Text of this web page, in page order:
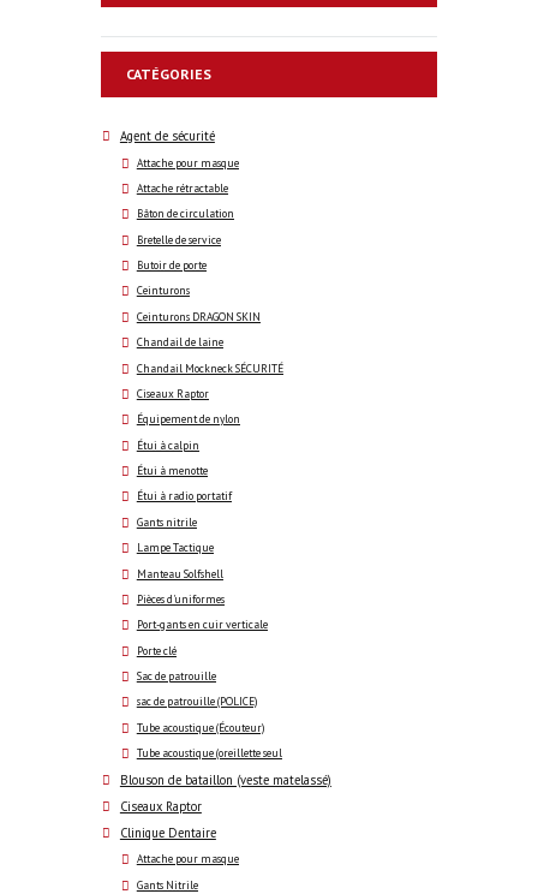
CATÉGORIES
Agent de sécurité
Attache pour masque
Attache rétractable
Bâton de circulation
Bretelle de service
Butoir de porte
Ceinturons
Ceinturons DRAGON SKIN
Chandail de laine
Chandail Mockneck SÉCURITÉ
Ciseaux Raptor
Équipement de nylon
Étui à calpin
Étui à menotte
Étui à radio portatif
Gants nitrile
Lampe Tactique
Manteau Solfshell
Pièces d'uniformes
Port-gants en cuir verticale
Porte clé
Sac de patrouille
sac de patrouille (POLICE)
Tube acoustique (Écouteur)
Tube acoustique (oreillette seul
Blouson de bataillon (veste matelassé)
Ciseaux Raptor
Clinique Dentaire
Attache pour masque
Gants Nitrile